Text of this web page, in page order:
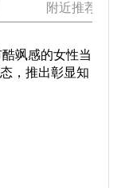
附近推荐景点
飒感的女性当
，推出彰显知